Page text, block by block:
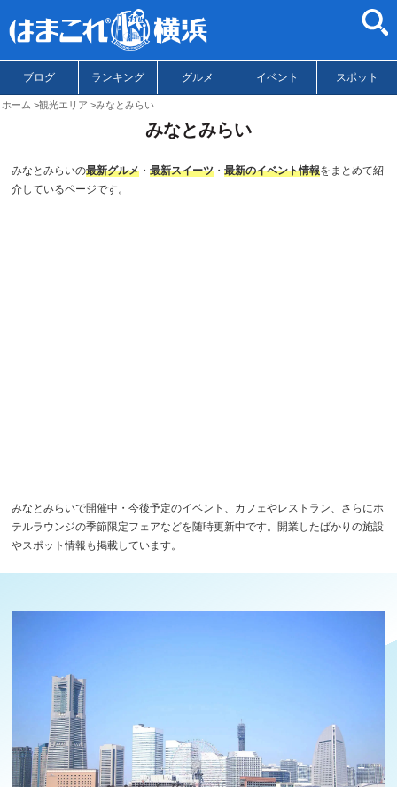
ブログ ランキング グルメ イベント スポット
ホーム 観光エリア みなとみらい
みなとみらい
みなとみらいの最新グルメ ・最新スイーツ ・最新のイベント情報をまとめて紹
介しているページです。
みなとみらいで開催中・今後予定のイベント、カフェやレストラン、さらにホ
テルラウンジの季節限定フェアなどを随時更新中です。開業したばかりの施設
やスポット情報も掲載しています。